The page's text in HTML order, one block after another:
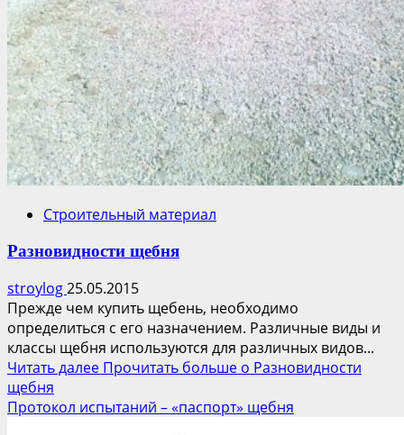
Строительный материал
Разновидности щебня
stroylog25.05.2015
Прежде чем купить щебень, необходимо
определиться с его назначением. Различные виды и
классы щебня используются для различных видов...
Читать далее Прочитать больше о Разновидности
щебня
Протокол испытаний – «паспорт» щебня